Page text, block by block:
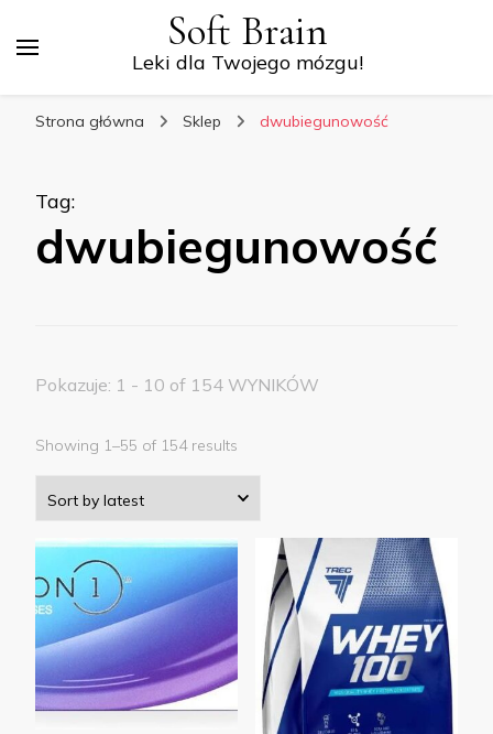
Soft Brain
Leki dla Twojego mózgu!
Strona główna Sklep dwubiegunowość
Tag:
dwubiegunowość
Pokazuje: 1 - 10 of 154 WYNIKÓW
Showing 1–55 of 154 results